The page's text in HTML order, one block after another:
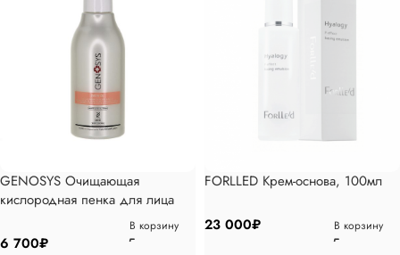
GENOSYS Очищающая
кислородная пенка для лица
6 700₽
В корзину
FORLLED Крем-основа, 100мл
23 000₽ В корзину